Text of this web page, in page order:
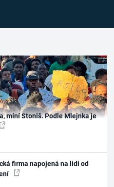
míní Stoniš. Podle Mlejnka je
firma napojená na lidi od